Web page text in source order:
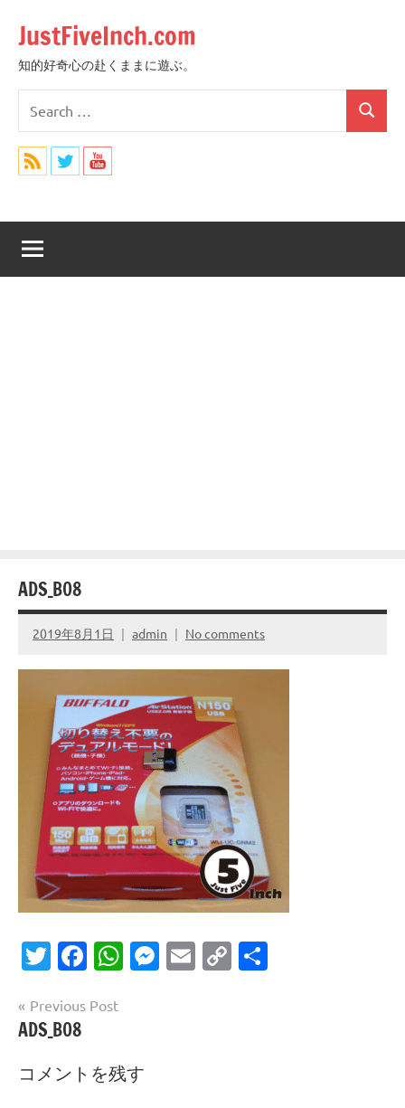
content
JustFiveInch.com
知的好奇心の赴くままに遊ぶ。
for:
Search
ADS_B08
2019年8月1日 admin No comments
Twitter
Facebook
WhatsApp
Messenger
Email
Copy
投
稿
ナ
Previous Post
ADS_B08
コメントを残す